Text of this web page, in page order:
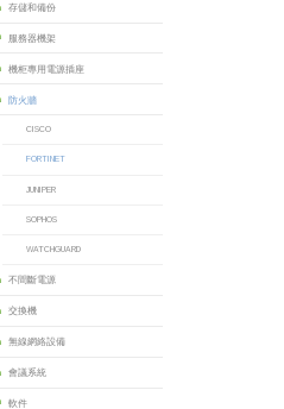
(FG-400A-UK-BDL) 數量
存儲和備份
服務器機架
機柜專用電源插座
防火牆
CISCO
FORTINET
JUNIPER
SOPHOS
WATCHGUARD
不間斷電源
交換機
無線網絡設備
會議系統
軟件